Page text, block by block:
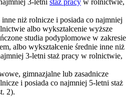
inne niż rolnicze i posiada co najmniej
albo wykształcenie wyższe
studia podyplomowe w zakresie
albo wykształcenie średnie inne niż
3-letni staż pracy w rolnictwie,
gimnazjalne lub zasadnicze
i posiada co najmniej 5-letni staż
2).